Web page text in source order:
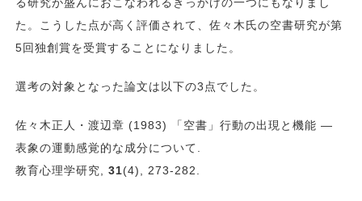
る研究が盛んにおこなわれるきっかけの一つにもなりまし
た。こうした点が高く評価されて、佐々木氏の空書研究が第
5回独創賞を受賞することになりました。
選考の対象となった論文は以下の3点でした。
佐々木正人・渡辺章 (1983) 「空書」行動の出現と機能 ―
表象の運動感覚的な成分について.
教育心理学研究,31(4), 273-282.